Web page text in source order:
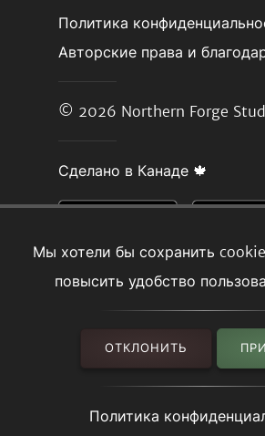
Мы хотели бы сохранить
повысить удобство
ОТКЛОНИТЬ
Политика
Политика
Авторские права и
© 2026 Northern Forge
Сделано в Канаде 🍁